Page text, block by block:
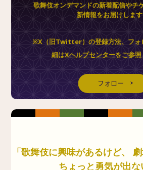
歌舞伎オンデマンドの新着配信やチ
新情報をお届けします
※X（旧Twitter）の登録方法、フォ
細はXヘルプセンターをご参
「歌舞伎に興味があるけど、
ちょっと勇気が出な